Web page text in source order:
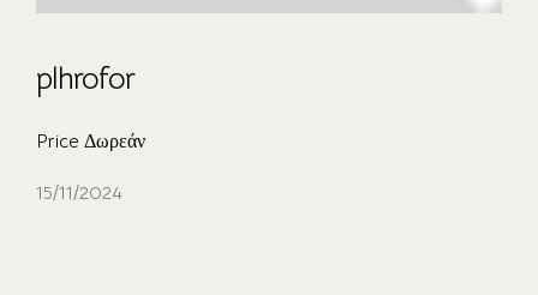
plhrofor
Price Δωρεάν
15/11/2024
ΣΧΕΤΙΚΑ ΜΕ ΕΜΑΣ
ΕΠΙΚΟΙΝΩΝΙΑ